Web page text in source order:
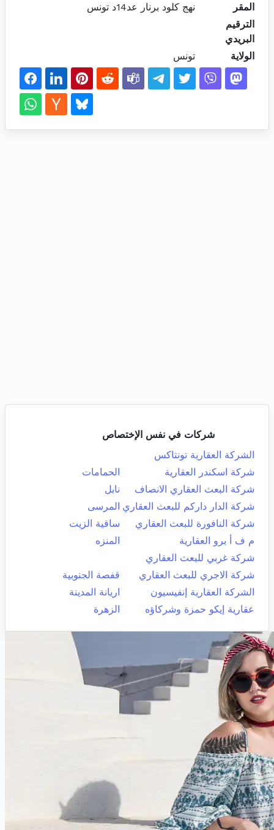
المقر
نهج كلود برنار عد14د تونس
الترقيم
البريدي
الولاية
تونس
شركات في نفس الإختصاص
الشركة العقارية تونتاكس
شركة اسكندر العقارية
الحمامات
شركة البعث العقاري الانصاف
نابل
شركة الدار داركم للبعث العقاري المرسى
شركة النافورة للبعث العقاري
ساقية الزيت
م ف أ برو العقارية
المنزه
شركة غربي للبعث العقاري
شركة الاجري للبعث العقاري
قفصة الجنوبية
الشركة العقارية إنفيسيون
اريانة المدينة
عقارية إيكو حمزة وشركاؤه
الزهرة